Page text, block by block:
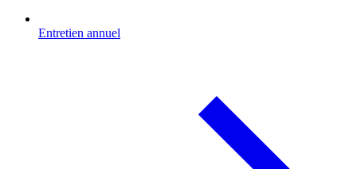
Entretien annuel